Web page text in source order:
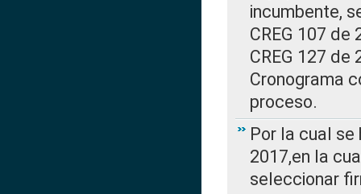
incumbente,
CREG 107
CREG 127 de
Cronograma
proceso.
Por la cual se
2017,en la
seleccionar